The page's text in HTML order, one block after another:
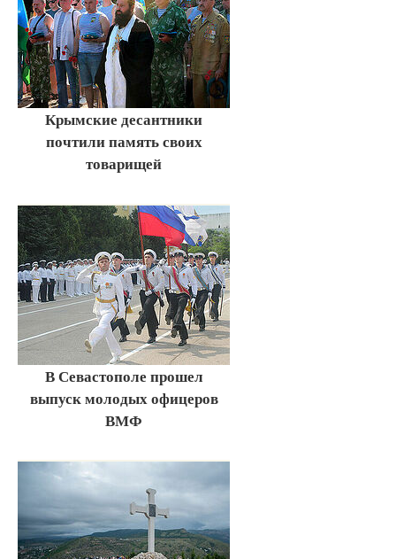
Крымские десантники
почтили память своих
товарищей
В Севастополе прошел
выпуск молодых офицеров
ВМФ